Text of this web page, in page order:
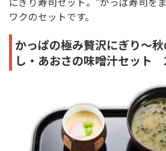
ワクのセットです。
かっぱの極み贅沢にぎり～
し・あおさの味噌汁セット